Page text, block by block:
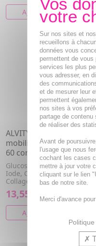
AJOUTER AU PANIER
ALVITYL Chondroflex
mobilité articulaire pot
60 comprimés
Glucosamine, Vitamine C,
Iode, Chondroïtine,
Collagène, Msm
13,55€
AJOUTER AU PANIER
Sur nos sites et
recueillons à
données vous
permettent de
services les plus
vous adresser, en
des
et de mesurer leur
permettent
nos sites à vos
partage de
de réaliser des
Avant de
l'usage que nous
cochant les cases
mettre à jour votre
cliquant sur le lien
bas de notre site.
Merci d'avance